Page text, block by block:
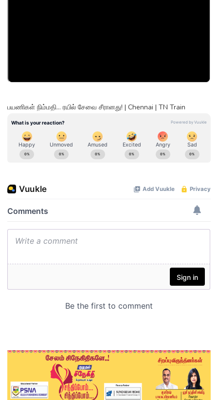
பயணிகள் நிம்மதி… ரயில் சேவை சீரானது! | Chennai | TN Train